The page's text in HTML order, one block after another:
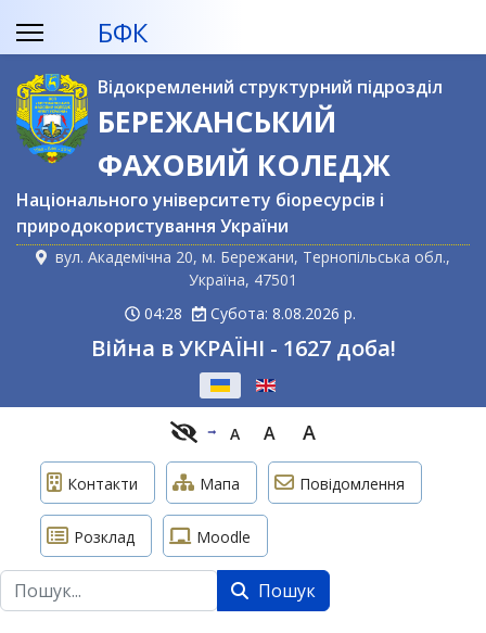
БФК
Відокремлений структурний підрозділ
БЕРЕЖАНСЬКИЙ
ФАХОВИЙ КОЛЕДЖ
Національного університету біоресурсів і
природокористування України
вул. Академічна 20, м. Бережани, Тернопільська обл.,
Україна, 47501
04:28
Субота: 8.08.2026 р.
Війна в УКРАЇНІ - 1627 доба!
A A A
Контакти Мапа Повідомлення
Розклад Moodle
Пошук Пошук